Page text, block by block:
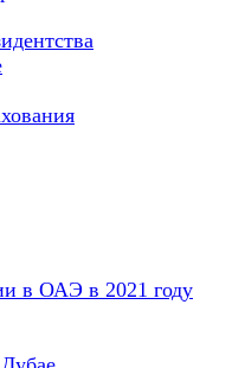
в ОАЭ в 2021 году